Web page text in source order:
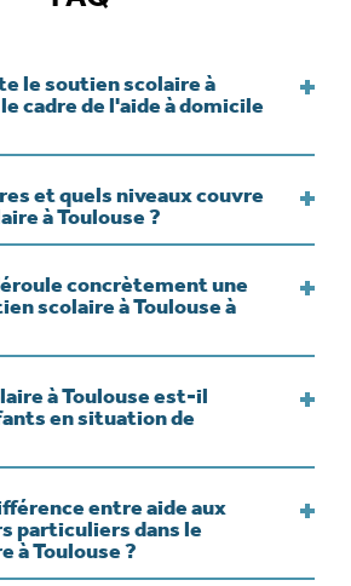
le soutien scolaire à
cadre de l'aide à domicile
et quels niveaux couvre
à Toulouse ?
concrètement une
scolaire à Toulouse à
à Toulouse est-il
en situation de
entre aide aux
particuliers dans le
à Toulouse ?